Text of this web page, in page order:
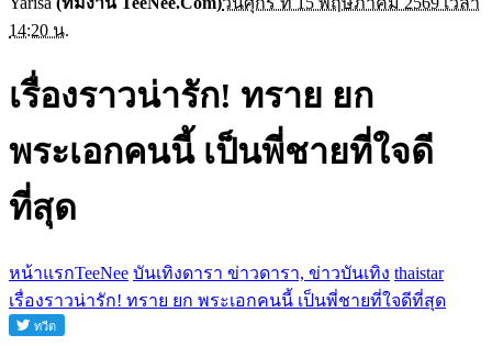
14:20 น.
เรื่องราวน่ารัก! ทราย ยก
พระเอกคนนี้ เป็นพี่ชายที่ใจดี
ที่สุด
หน้าแรกTeeNee บันเทิงดารา ข่าวดารา, ข่าวบันเทิง thaistar
เรื่องราวน่ารัก! ทราย ยก พระเอกคนนี้ เป็นพี่ชายที่ใจดีที่สุด